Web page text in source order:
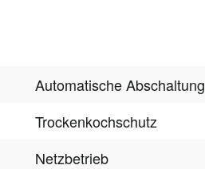
Automatische Abschaltung
Trockenkochschutz
Netzbetrieb